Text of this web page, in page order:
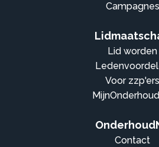
Campagnes
Lid worden
Voor zzp'ers
Contact